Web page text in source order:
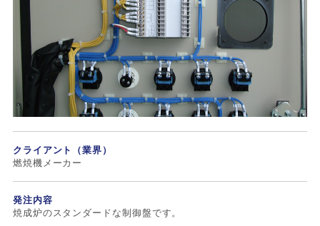
クライアント（業界）
燃焼機メーカー
発注内容
焼成炉のスタンダードな制御盤です。